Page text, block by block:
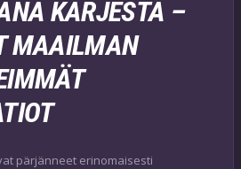
KÄRJESTÄ –
MAAILMAN
pärjänneet erinomaisesti